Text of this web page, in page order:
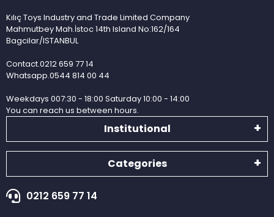
Kılıç Toys Industry and Trade Limited Company
Mahmutbey Mah.İstoc 14th Island No:162/164
Bagcilar/ISTANBUL
Contact.0212 659 77 14
Whatsapp.0544 814 00 44
Weekdays 007:30 - 18:00 Saturday 10:00 - 14:00
You can reach us between hours.
Institutional
Categories
0212 659 77 14